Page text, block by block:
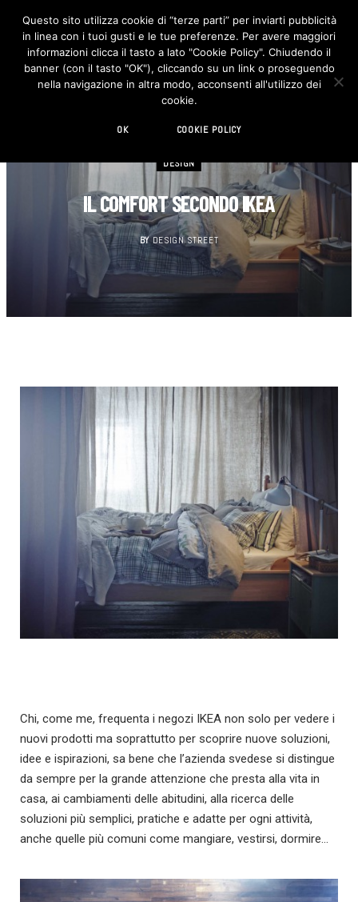
F
c
e
b
o
I
n
s
t
DESIGN
IL COMFORT SECONDO IKEA
BY DESIGN STREET
Chi, come me, frequenta i negozi IKEA non solo per vedere i
nuovi prodotti ma soprattutto per scoprire nuove soluzioni,
idee e ispirazioni, sa bene che l’azienda svedese si distingue
da sempre per la grande attenzione che presta alla vita in
casa, ai cambiamenti delle abitudini, alla ricerca delle
soluzioni più semplici, pratiche e adatte per ogni attività,
anche quelle più comuni come mangiare, vestirsi, dormire…
Questo sito utilizza cookie di “terze parti” per inviarti pubblicità
in linea con i tuoi gusti e le tue preferenze. Per avere maggiori
informazioni clicca il tasto a lato "Cookie Policy". Chiudendo il
banner (con il tasto "OK"), cliccando su un link o proseguendo
nella navigazione in altra modo, acconsenti all'utilizzo dei
cookie.
OK COOKIE POLICY